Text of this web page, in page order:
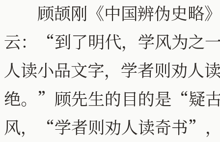
顾颉刚《中国辨伪史略》
云：“到了明代，学风为之
人读小品文字，学者则劝人
绝。”顾先生的目的是“疑
风，“学者则劝人读奇书”